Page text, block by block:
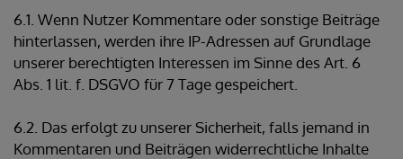
6.1. Wenn Nutzer Kommentare oder sonstige Beiträge
hinterlassen, werden ihre IP-Adressen auf Grundlage
unserer berechtigten Interessen im Sinne des Art. 6
Abs. 1 lit. f. DSGVO für 7 Tage gespeichert.
6.2. Das erfolgt zu unserer Sicherheit, falls jemand in
Kommentaren und Beiträgen widerrechtliche Inhalte